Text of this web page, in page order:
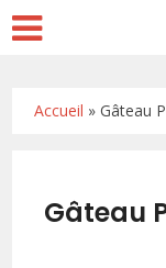
Accueil »Gâteau
Gâteau